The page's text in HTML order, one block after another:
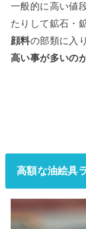
一般的に高い値
たりして鉱石・
顔料の部類に入
高い事が多いの
高額な油絵具